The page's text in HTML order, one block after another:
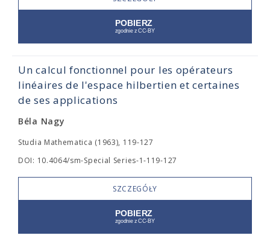
Un calcul fonctionnel pour les opérateurs
linéaires de l'espace hilbertien et certaines
de ses applications
Béla Nagy
Studia Mathematica (1963), 119-127
DOI: 10.4064/sm-Special Series-1-119-127
SZCZEGÓŁY